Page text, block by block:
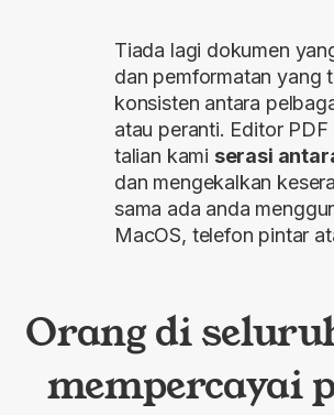
Tiada lagi dokumen
dan pemformatan yang
konsisten antara
atau peranti. Editor PDF
talian kami serasi
dan mengekalkan
sama ada anda
MacOS, telefon pintar
Orang di
mempercayai